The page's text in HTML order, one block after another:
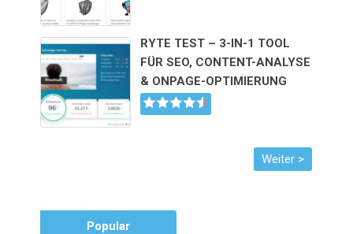
RYTE TEST – 3-IN-1 TOOL
FÜR SEO, CONTENT-ANALYSE
& ONPAGE-OPTIMIERUNG
Popular